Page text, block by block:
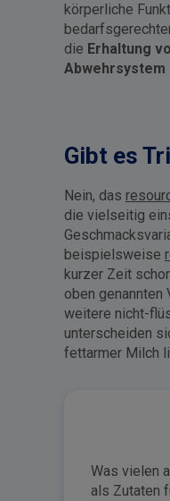
körperliche
die Erhaltung
Abwehrsystem
Gibt es
Nein, das
die vielseitig
beispielsweise
kurzer Zeit
oben genannten
weitere nicht-
unterscheiden
fettarmer Milch
Was vielen
als Zutaten